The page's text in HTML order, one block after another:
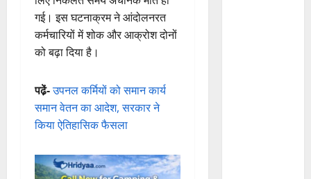
गई। इस घटनाक्रम ने आंदोलनरत
कर्मचारियों में शोक और आक्रोश दोनों
को बढ़ा दिया है।
पढे़ं-उपनल कर्मियों को समान कार्य
समान वेतन का आदेश, सरकार ने
किया ऐतिहासिक फैसला